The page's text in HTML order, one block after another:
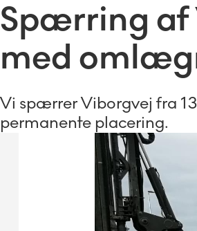
Spærring af
med
Vi spærrer Viborgvej fra
permanente placering.